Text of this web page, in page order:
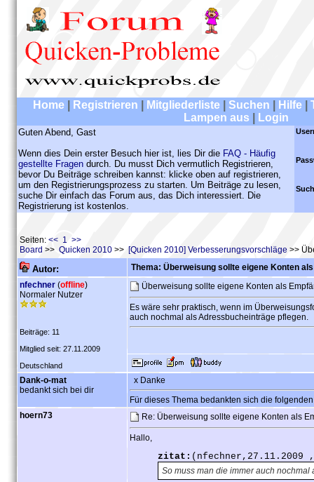
Home Registrieren Mitgliederliste Suchen Hilfe
Lampen aus
Login
Guten Abend, Gast
Wenn dies Dein erster Besuch hier ist, lies Dir die FAQ - Häufig
gestellte Fragen durch. Du musst Dich vermutlich Registrieren,
bevor Du Beiträge schreiben kannst: klicke oben auf registrieren,
um den Registrierungsprozess zu starten. Um Beiträge zu lesen,
suche Dir einfach das Forum aus, das Dich interessiert. Die
Registrierung ist kostenlos.
Seiten: << 1 >>
Board >> Quicken 2010 >> [Quicken 2010] Verbesserungsvorschläge >>
Autor:
Thema: Überweisung sollte eigene Konten
nfechner (offline)
Normaler Nutzer
Beiträge: 11
Mitglied seit: 27.11.2009
Deutschland
Überweisung sollte eigene Konten als
Es wäre sehr praktisch, wenn im
auch nochmal als Adressbucheinträge pflegen.
Dank-o-mat
bedankt sich bei dir
x Danke
Für dieses Thema bedankten sich die
hoern73
Re: Überweisung sollte eigene Konten als
Hallo,
zitat: (nfechner,27.11.2009
So muss man die immer auch